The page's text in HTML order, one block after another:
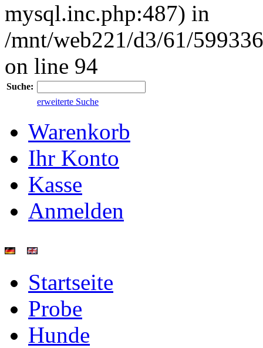
mysql.inc.php:487) in
/mnt/web221/d3/61/
on line 94
Suche:
erweiterte Suche
Warenkorb
Ihr Konto
Kasse
Anmelden
Startseite
Probe
Hunde